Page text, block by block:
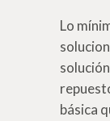
Lo
básica